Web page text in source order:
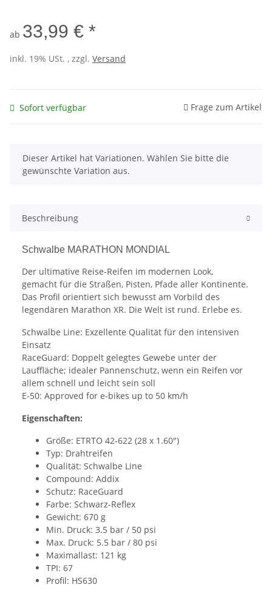
ab 33,99 € *
inkl. 19% USt. , zzgl. Versand
Sofort verfügbar Frage zum Artikel
x
Dieser Artikel hat Variationen. Wählen Sie bitte die
gewünschte Variation aus.
Beschreibung
Schwalbe MARATHON MONDIAL
Der ultimative Reise-Reifen im modernen Look,
gemacht für die Straßen, Pisten, Pfade aller Kontinente.
Das Profil orientiert sich bewusst am Vorbild des
legendären Marathon XR. Die Welt ist rund. Erlebe es.
Schwalbe Line: Exzellente Qualität für den intensiven
Einsatz
RaceGuard: Doppelt gelegtes Gewebe unter der
Lauffläche; idealer Pannenschutz, wenn ein Reifen vor
allem schnell und leicht sein soll
E-50: Approved for e-bikes up to 50 km/h
Eigenschaften:
Größe: ETRTO 42-622 (28 x 1.60")
Typ: Drahtreifen
Qualität: Schwalbe Line
Compound: Addix
Schutz: RaceGuard
Farbe: Schwarz-Reflex
Gewicht: 670 g
Min. Druck: 3.5 bar / 50 psi
Max. Druck: 5.5 bar / 80 psi
Maximallast: 121 kg
TPI: 67
Profil: HS630